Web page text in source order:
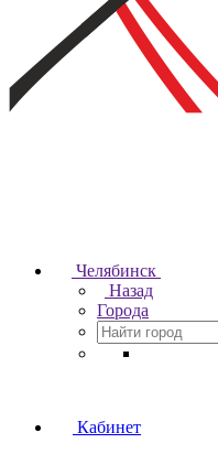
Челябинск
Назад
Города
Кабинет